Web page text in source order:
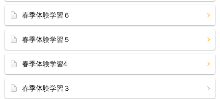
春季体験学習６
春季体験学習５
春季体験学習4
春季体験学習３